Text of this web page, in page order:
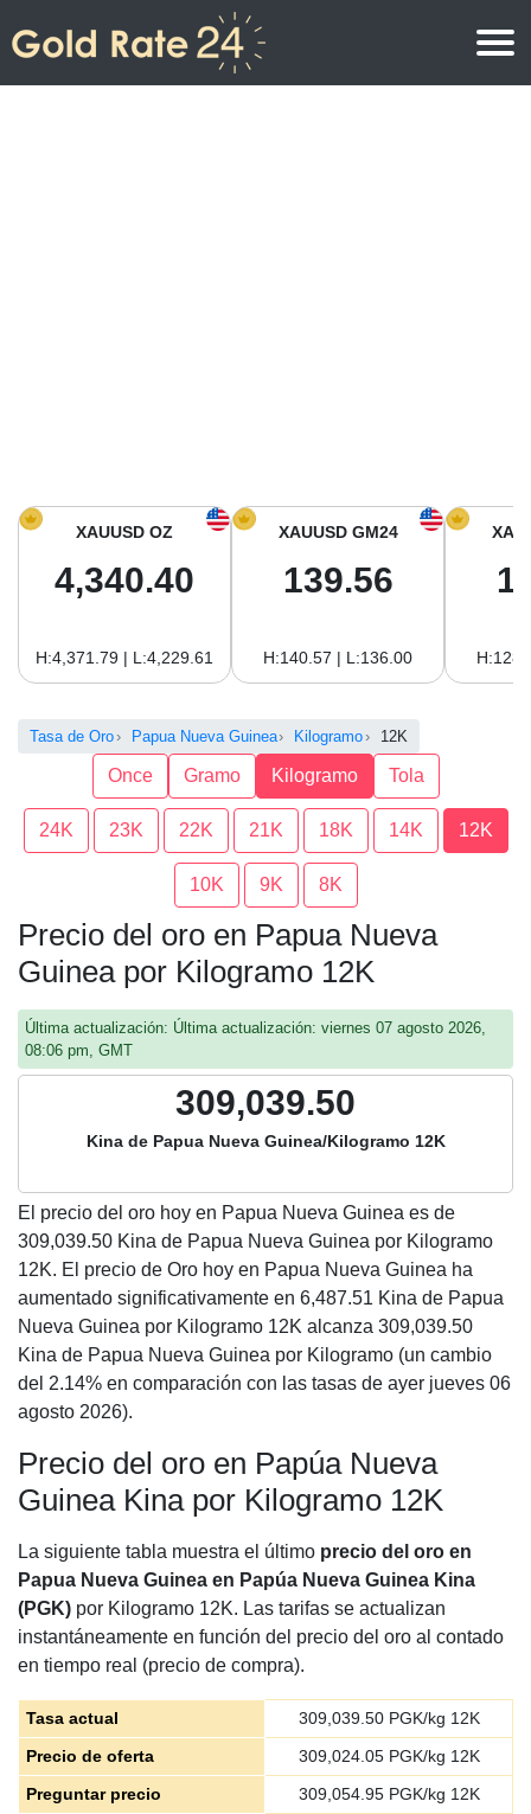
Precio del Oro hoy en América del sur
XAUUSD OZ
4,340.40
H:4,371.79 | L:4,229.61
XAUUSD GM24
139.56
H:140.57 | L:136.00
Tasa de Oro Papua Nueva Guinea Kilogramo 12K
Once Gramo Kilogramo Tola
24K 23K 22K 21K 18K 14K 12K
10K 9K 8K
Precio del oro en Papua Nueva
Guinea por Kilogramo 12K
Última actualización: Última actualización: viernes 07 agosto 2026,
08:06 pm, GMT
309,039.50
Kina de Papua Nueva Guinea/Kilogramo 12K
El precio del oro hoy en Papua Nueva Guinea es de
309,039.50 Kina de Papua Nueva Guinea por Kilogramo
12K. El precio de Oro hoy en Papua Nueva Guinea ha
aumentado significativamente en 6,487.51 Kina de Papua
Nueva Guinea por Kilogramo 12K alcanza 309,039.50
Kina de Papua Nueva Guinea por Kilogramo (un cambio
del 2.14% en comparación con las tasas de ayer jueves 06
agosto 2026).
Precio del oro en Papúa Nueva
Guinea Kina por Kilogramo 12K
La siguiente tabla muestra el último precio del oro en
Papua Nueva Guinea en Papúa Nueva Guinea Kina
(PGK) por Kilogramo 12K. Las tarifas se actualizan
instantáneamente en función del precio del oro al contado
en tiempo real (precio de compra).
Tasa actual 309,039.50PGK/kg 12K
Precio de oferta
309,024.05PGK/kg 12K
Preguntar precio
309,054.95PGK/kg 12K